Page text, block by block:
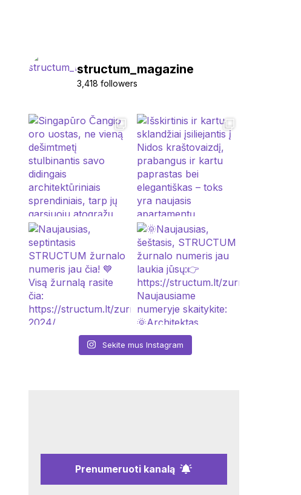
structum_magazine
3,418 followers
Sekite mus Instagram
Prenumeruoti kanalą